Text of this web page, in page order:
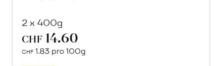
2 x 400g
CHF 14.60
CHF 1.83 pro 100g